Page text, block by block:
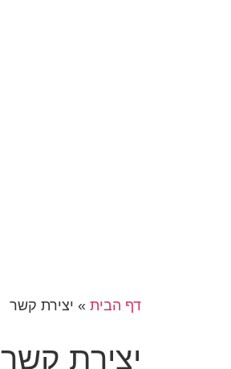
דף הבית » יצירת קשר
יצירת קשר